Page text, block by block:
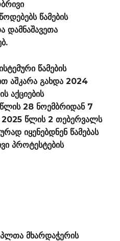
წამების
დამნაშავეთა
წამების
აშკარა გახდა 2024
აქციების
28 ნოემბრიდან 7
2025 წლის 2 თებერვალს
იყენებდნენ წამებას
პროტესტების
მხარდაჭერის